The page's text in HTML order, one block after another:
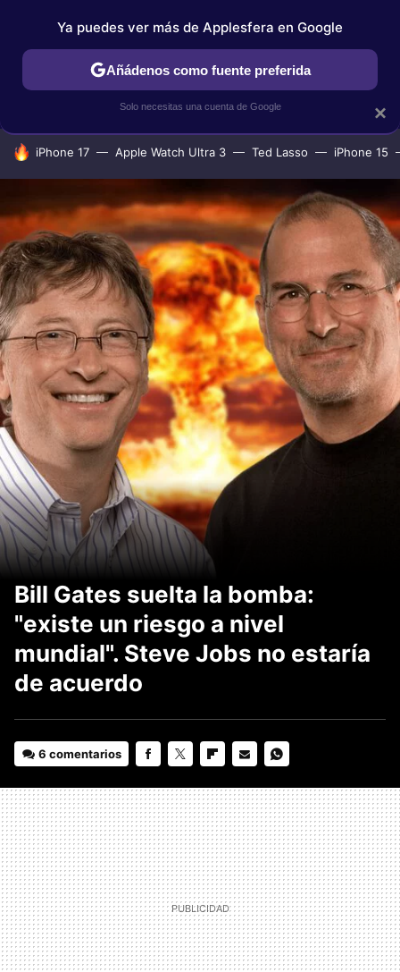
IPHONE TUTORIALES APPLESFERA SELECCIÓN
HOY SE HABLA DE
iPhone 17 Apple Watch Ultra 3 Ted Lasso iPhone 15
Bill Gates suelta la bomba:
"existe un riesgo a nivel
mundial". Steve Jobs no estaría
de acuerdo
6 comentarios
MAIL
×
Ya puedes ver más de Applesfera en Google
Añádenos como fuente preferida
Solo necesitas una cuenta de Google